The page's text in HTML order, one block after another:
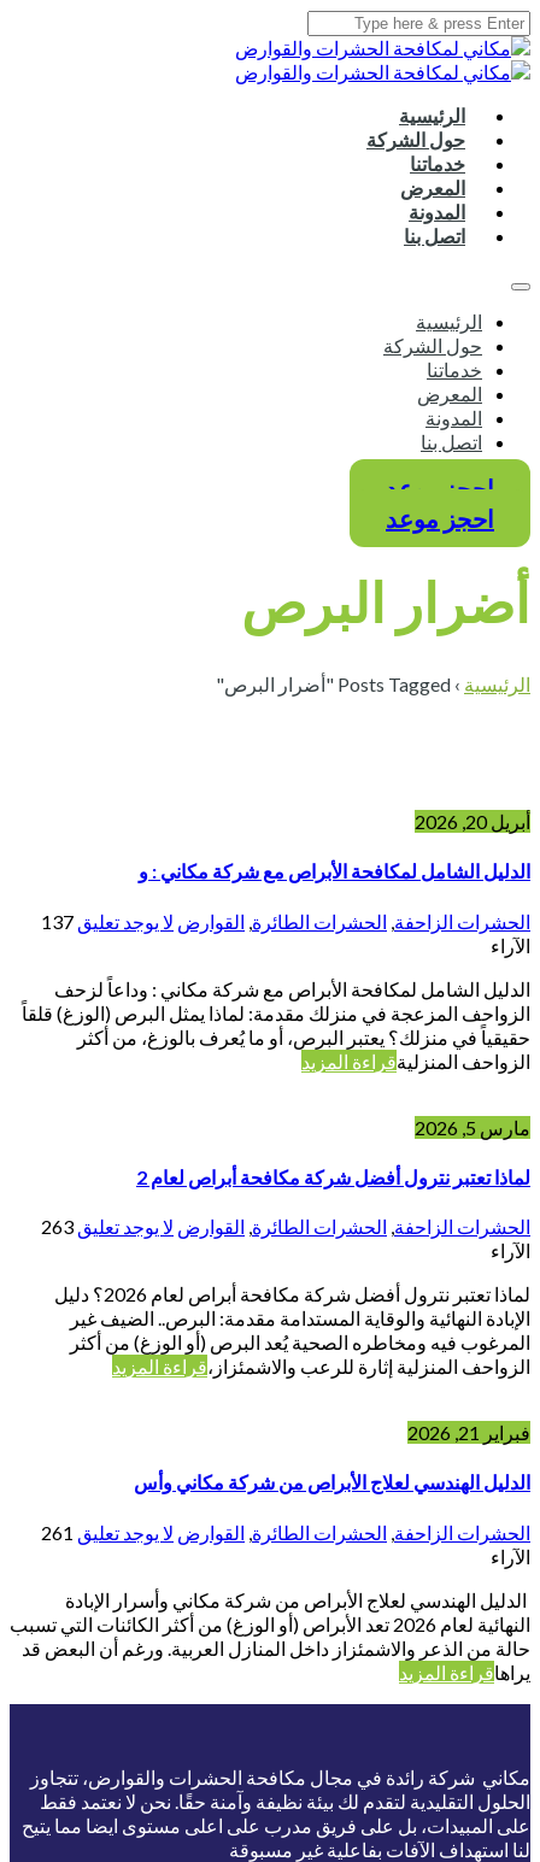
الرئيسية
حول الشركة
خدماتنا
المعرض
المدونة
اتصل بنا
الرئيسية
حول الشركة
خدماتنا
المعرض
المدونة
اتصل بنا
احجز موعد
احجز موعد
أضرار البرص
الرئيسية › Posts Tagged "أضرار البرص"
أبريل 20, 2026
الدليل الشامل لمكافحة الأبراص مع شركة مكاني : و
الحشرات الزاحفة الحشرات الطائرة القوارض لا يوجد تعليق 137
الآراء
الدليل الشامل لمكافحة الأبراص مع شركة مكاني : وداعاً لزحف
الزواحف المزعجة في منزلك مقدمة: لماذا يمثل البرص (الوزغ) قلقاً
حقيقياً في منزلك؟ يعتبر البرص، أو ما يُعرف بالوزغ، من أكثر
الزواحف المنزليةقراءة المزيد
مارس 5, 2026
لماذا تعتبر نترول أفضل شركة مكافحة أبراص لعام 2
الحشرات الزاحفة, الحشرات الطائرة, القوارض لا يوجد تعليق 263
الآراء
لماذا تعتبر نترول أفضل شركة مكافحة أبراص لعام 2026؟ دليل
الإبادة النهائية والوقاية المستدامة مقدمة: البرص.. الضيف غير
المرغوب فيه ومخاطره الصحية يُعد البرص (أو الوزغ) من أكثر
الزواحف المنزلية إثارة للرعب والاشمئزاز،قراءة المزيد
فبراير 21, 2026
الدليل الهندسي لعلاج الأبراص من شركة مكاني وأس
الحشرات الزاحفة الحشرات الطائرة القوارض لا يوجد تعليق 261
الآراء
الدليل الهندسي لعلاج الأبراص من شركة مكاني وأسرار الإبادة
النهائية لعام 2026 تعد الأبراص (أو الوزغ) من أكثر الكائنات التي تسبب
حالة من الذعر والاشمئزاز داخل المنازل العربية. ورغم أن البعض قد
يراهاقراءة المزيد
مكاني شركة رائدة في مجال مكافحة الحشرات والقوارض، تتجاوز
الحلول التقليدية لتقدم لك بيئة نظيفة وآمنة حقًا. نحن لا نعتمد فقط
على المبيدات، بل على فريق مدرب على اعلى مستوى ايضا مما يتيح
لنا استهداف الآفات بفاعلية غير مسبوقة